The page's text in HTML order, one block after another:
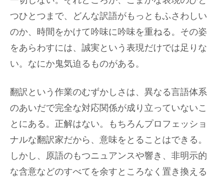
つひとつまで、どんな訳語がもっともふさわしい
のか、時間をかけて吟味に吟味を重ねる。その姿
をあらわすには、誠実という表現だけでは足りな
い。なにか鬼気迫るものがある。
翻訳という作業のむずかしさは、異なる言語体系
のあいだで完全な対応関係が成り立っていないこ
とにある。正解はない。もちろんプロフェッショ
ナルな翻訳家だから、意味をとることはできる。
しかし、原語のもつニュアンスや響き、非明示的
な含意などのすべてを余すところなく置き換える